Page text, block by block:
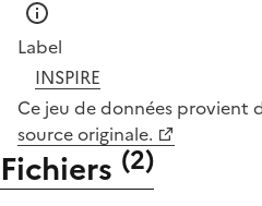
Label
INSPIRE
Ce jeu de données provient
source originale.
Fichiers (2)